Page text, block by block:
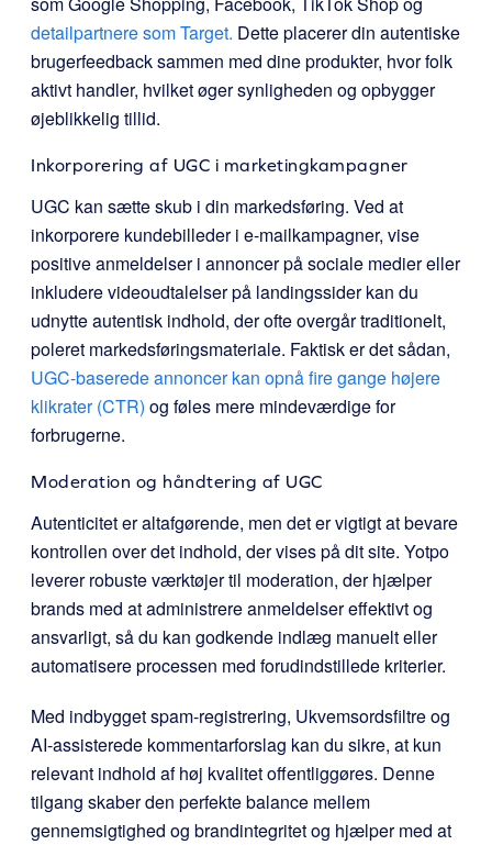
detailpartnere som Target. Dette placerer din autentiske
brugerfeedback sammen med dine produkter, hvor folk
aktivt handler, hvilket øger synligheden og opbygger
øjeblikkelig tillid.
Inkorporering af UGC i marketingkampagner
UGC kan sætte skub i din markedsføring. Ved at
inkorporere kundebilleder i e-mailkampagner, vise
positive anmeldelser i annoncer på sociale medier eller
inkludere videoudtalelser på landingssider kan du
udnytte autentisk indhold, der ofte overgår traditionelt,
poleret markedsføringsmateriale. Faktisk er det sådan,
UGC-baserede annoncer kan opnå fire gange højere
klikrater (CTR) og føles mere mindeværdige for
forbrugerne.
Moderation og håndtering af UGC
Autenticitet er altafgørende, men det er vigtigt at bevare
kontrollen over det indhold, der vises på dit site. Yotpo
leverer robuste værktøjer til moderation, der hjælper
brands med at administrere anmeldelser effektivt og
ansvarligt, så du kan godkende indlæg manuelt eller
automatisere processen med forudindstillede kriterier.
Med indbygget spam-registrering, Ukvemsordsfiltre og
AI-assisterede kommentarforslag kan du sikre, at kun
relevant indhold af høj kvalitet offentliggøres. Denne
tilgang skaber den perfekte balance mellem
gennemsigtighed og brandintegritet og hjælper med at